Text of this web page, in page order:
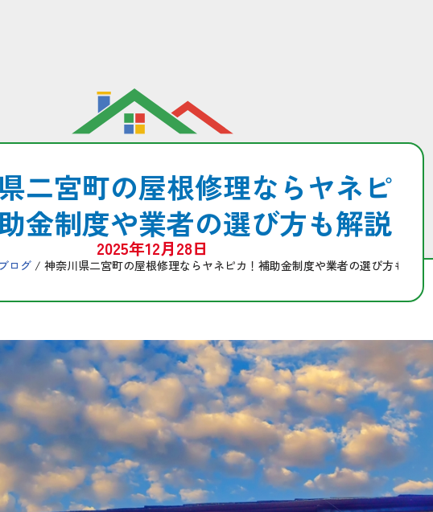
二宮町の屋根修理ならヤネピ
金制度や業者の選び方も解説
2025年12月28日
ログ / 神奈川県二宮町の屋根修理ならヤネピカ！補助金制度や業者の選び方も解説